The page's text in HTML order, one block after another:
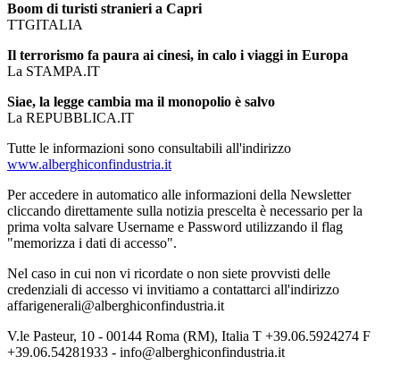
Boom di turisti stranieri a Capri
TTGITALIA
Il terrorismo fa paura ai cinesi, in calo i viaggi in Europa
La STAMPA.IT
Siae, la legge cambia ma il monopolio è salvo
La REPUBBLICA.IT
Tutte le informazioni sono consultabili all'indirizzo
www.alberghiconfindustria.it
Per accedere in automatico alle informazioni della Newsletter
cliccando direttamente sulla notizia prescelta è necessario per la
prima volta salvare Username e Password utilizzando il flag
"memorizza i dati di accesso".
Nel caso in cui non vi ricordate o non siete provvisti delle
credenziali di accesso vi invitiamo a contattarci all'indirizzo
affarigenerali@alberghiconfindustria.it
V.le Pasteur, 10 - 00144 Roma (RM), Italia T +39.06.5924274 F
+39.06.54281933 - info@alberghiconfindustria.it